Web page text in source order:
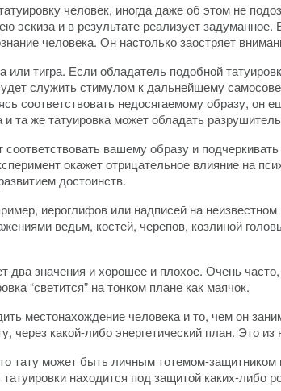
человек, иногда даже об этом не
эскиза и в результате реализует
человека. Он настолько заостряет
тигра. Если обладатель подобной
служить стимулом к дальнейшему
соответствовать недосягаемому образу,
и та же татуировка может обладать
соответствовать вашему образу и
окажет отрицательное влияние на
достоинств.
иероглифов или надписей на
ведьм, костей, черепов, козлиной
два значения и хорошее и плохое. Очень
“светится” на тонком плане как маячок.
местонахождение человека и то, чем он
через какой-либо энергетический план. Это
тату может быть личным тотемом-
находится под защитой каких-либо